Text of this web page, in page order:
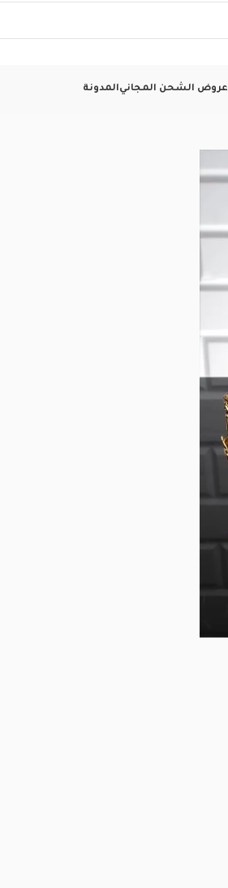
عروض الشحن المجانيالمدونة